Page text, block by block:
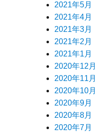
2021年5月
2021年4月
2021年3月
2021年2月
2021年1月
2020年12月
2020年11月
2020年10月
2020年9月
2020年8月
2020年7月